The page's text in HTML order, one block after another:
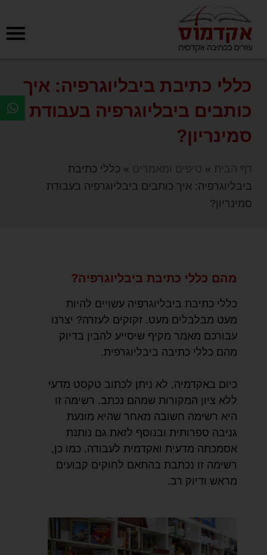
כללי כתיבת ביבליוגרפיה: איך
כותבים ביבליוגרפיה בעבודת
סמינריון?
דף הבית » טיפים ומאמרים » כללי כתיבת
ביבליוגרפיה: איך כותבים ביבליוגרפיה בעבודת
סמינריון?
מהם כללי כתיבת ביבליוגרפיה?
כללי כתיבת ביבליוגרפיה עשויים להיות
מעט מבלבלים מעט. זקוקים לעזרה? יצרנו
עבורכם מאמר מקיף שיסייע להבין בדיוק
מהם כללי כתיבה ביבליוגרפית.
כיום באקדמיה, לא ניתן לכתוב טקסט מדעי
ללא ציון המקורות שמהם נכתב. רשימה זו
היא רשימה חשובה מאחר שהיא מונעת
גניבה ספרותית ובנוסף לזאת גם נותנת
אסמכתה מדעית ואקדמית לעבודה. כמו כן,
רשימה זו נכתבת בהתאם לחוקים קבועים
מראש ודיוק רב.